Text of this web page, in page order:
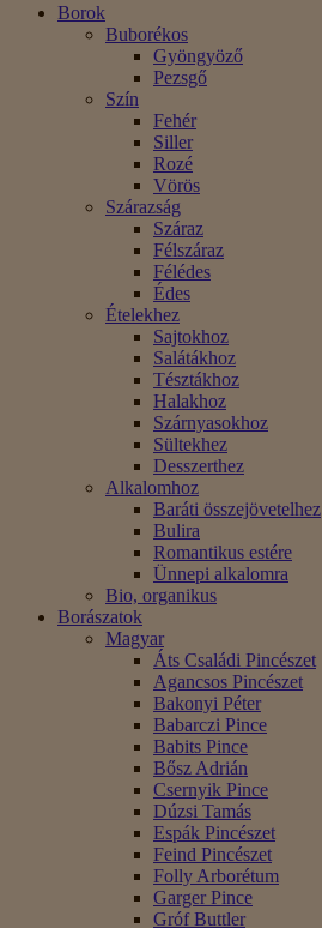
Borok
Buborékos
Gyöngyöző
Pezsgő
Szín
Fehér
Siller
Rozé
Vörös
Szárazság
Száraz
Félszáraz
Félédes
Édes
Ételekhez
Sajtokhoz
Salátákhoz
Tésztákhoz
Halakhoz
Szárnyasokhoz
Sültekhez
Desszerthez
Alkalomhoz
Baráti összejövetelhez
Bulira
Romantikus estére
Ünnepi alkalomra
Bio, organikus
Borászatok
Magyar
Áts Családi Pincészet
Agancsos Pincészet
Bakonyi Péter
Babarczi Pince
Babits Pince
Bősz Adrián
Csernyik Pince
Dúzsi Tamás
Espák Pincészet
Feind Pincészet
Folly Arborétum
Garger Pince
Gróf Buttler